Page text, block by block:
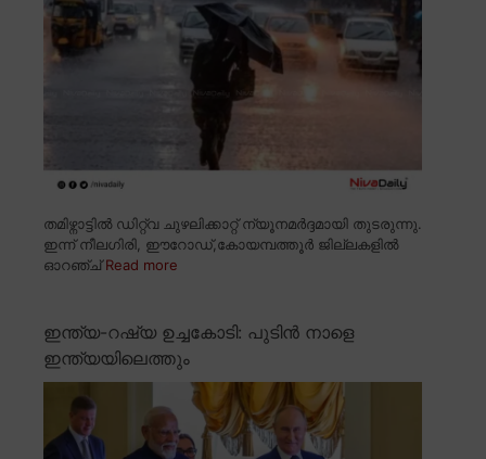
തമിഴ്നാട്ടിൽ ഡിറ്റ്വ ചുഴലിക്കാറ്റ് ന്യൂനമർദ്ദമായി തുടരുന്നു.
ഇന്ന് നീലഗിരി, ഈറോഡ്,കോയമ്പത്തൂർ ജില്ലകളിൽ
ഓറഞ്ച്Read more
ഇന്ത്യ-റഷ്യ ഉച്ചകോടി: പുടിൻ നാളെ
ഇന്ത്യയിലെത്തും